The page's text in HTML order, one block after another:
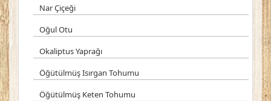
Nar Çiçeği
Oğul Otu
Okaliptus Yaprağı
Öğütülmüş Isırgan Tohumu
Öğütülmüş Keten Tohumu